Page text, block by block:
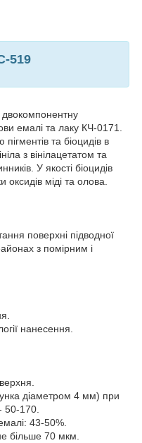
519
емалі та лаку КЧ-0171.
та біоцидів в
з вінілацетатом та
У якості біоцидів
оксидів міді та олова.
поверхні підводної
з помірним і
нанесення.
діаметром 4 мм) при
50-170.
43-50%.
більше 70 мкм.